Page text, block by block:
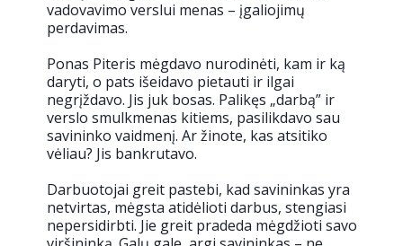
vadovavimo verslui menas – įgaliojimų
perdavimas.
Ponas Piteris mėgdavo nurodinėti, kam ir ką
daryti, o pats išeidavo pietauti ir ilgai
negrįždavo. Jis juk bosas. Palikęs „darbą” ir
verslo smulkmenas kitiems, pasilikdavo sau
savininko vaidmenį. Ar žinote, kas atsitiko
vėliau? Jis bankrutavo.
Darbuotojai greit pastebi, kad savininkas yra
netvirtas, mėgsta atidėlioti darbus, stengiasi
nepersidirbti. Jie greit pradeda mėgdžioti savo